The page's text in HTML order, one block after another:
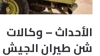
الأحداث – وكالات
شن طيران الجيش